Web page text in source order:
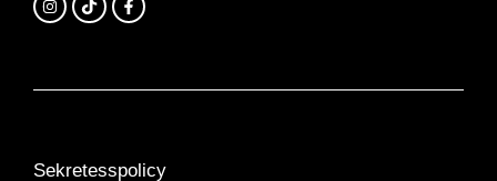
Sekretesspolicy